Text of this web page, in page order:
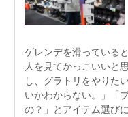
ゲレンデを滑っている
人を見てかっこいいと
し、グラトリをやりた
いかわからない。」「
の？」とアイテム選び